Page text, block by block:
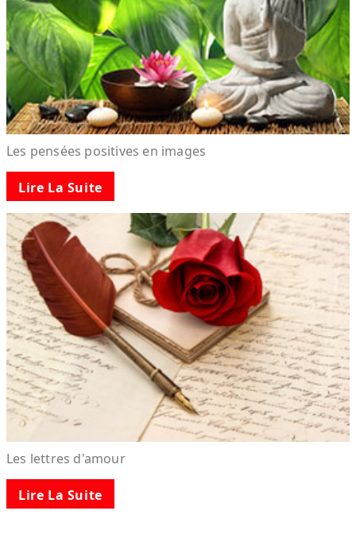
Les pensées positives en images
Lire La Suite
Les lettres d'amour
Lire La Suite